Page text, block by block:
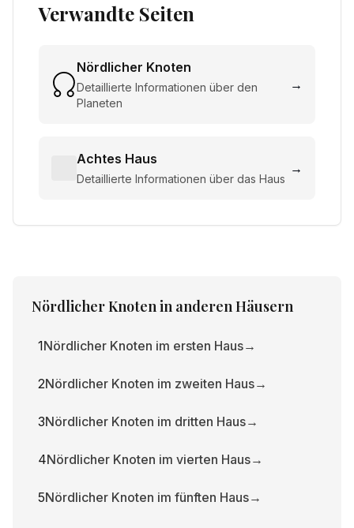
Verwandte Seiten
Nördlicher Knoten
Detaillierte Informationen über den
Planeten
→
Achtes Haus
Detaillierte Informationen über das Haus
→
Nördlicher Knotenin anderen Häusern
1Nördlicher Knoten im ersten Haus→
2Nördlicher Knoten im zweiten Haus→
3Nördlicher Knoten im dritten Haus→
4Nördlicher Knoten im vierten Haus→
5Nördlicher Knoten im fünften Haus→